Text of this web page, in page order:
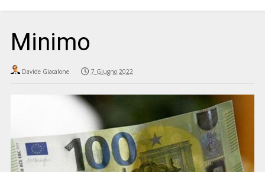
Minimo
Davide Giacalone 7 Giugno 2022